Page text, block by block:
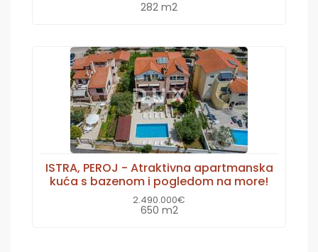
282 m2
ISTRA, PEROJ - Atraktivna apartmanska
kuća s bazenom i pogledom na more!
2.490.000€
650 m2